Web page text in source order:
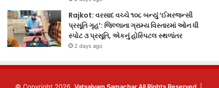
Rajkot: વરસાદ વચ્ચે ૧૦૮ બન્યું ‘ઈમરજન્સી
પ્રસૂતિ ગૃહ’: જિલ્લાના ગ્રામ્ય વિસ્તારમાં ઓન ધી
સ્પોટ ૩ પ્રસૂતિ, એકનું હોસ્પિટલ સ્થળાંતર
2 days ago
© Copyright 2026, Vatsalyam Samachar All Rights Reserved